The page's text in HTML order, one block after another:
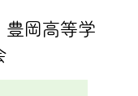
岡高等学